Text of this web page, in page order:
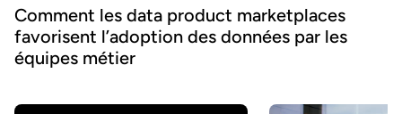
Comment les data product marketplaces
favorisent l’adoption des données par les
équipes métier